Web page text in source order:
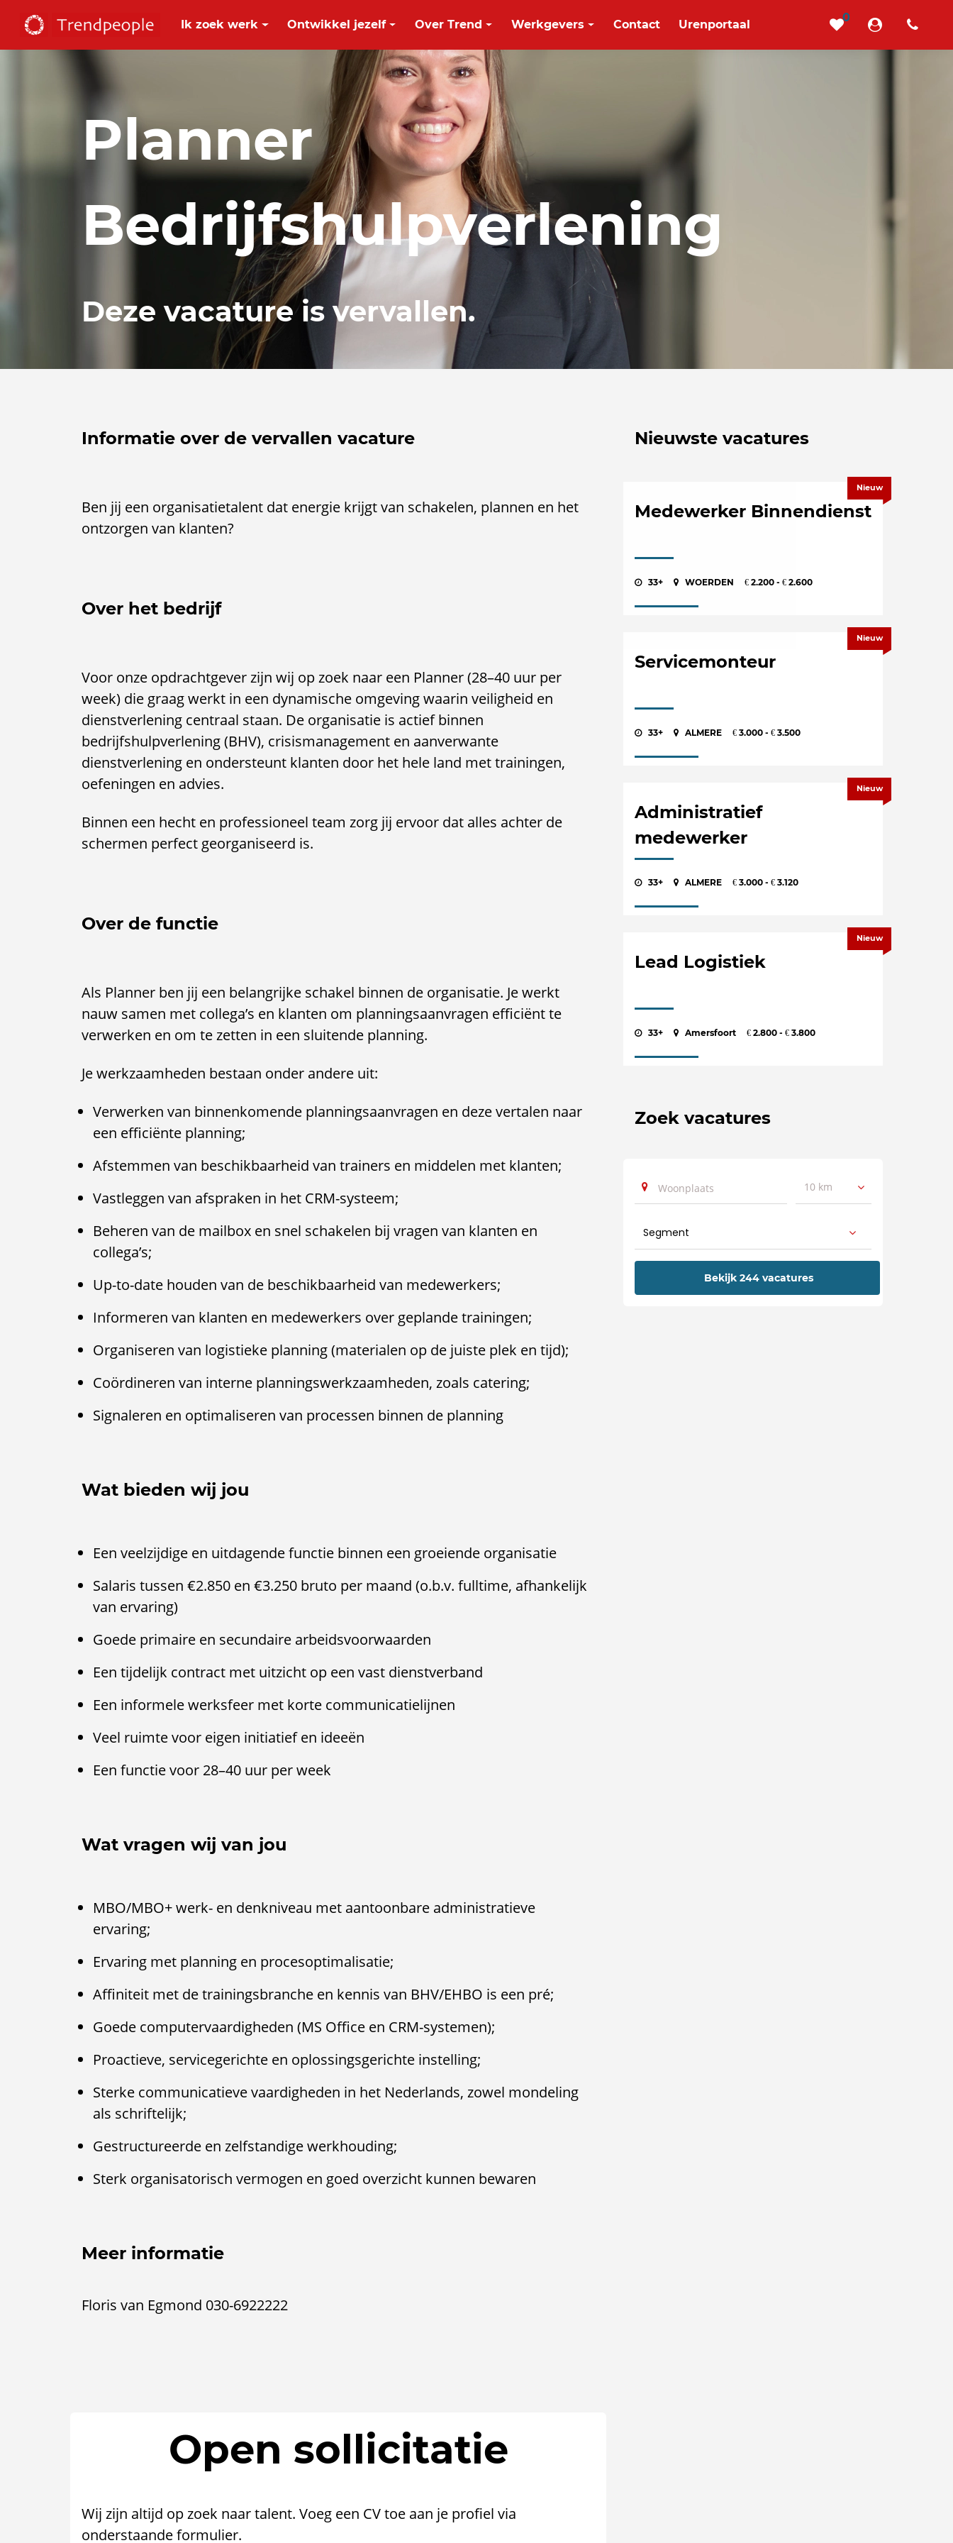
Ik zoek werk Ontwikkel jezelf Over Trend Werkgevers Contact Urenportaal
0
Planner
Bedrijfshulpverlening
Deze vacature is vervallen.
Informatie over de vervallen vacature
Ben jij een organisatietalent dat energie krijgt van schakelen, plannen en het
ontzorgen van klanten?
Over het bedrijf
Voor onze opdrachtgever zijn wij op zoek naar een Planner (28–40 uur per
week) die graag werkt in een dynamische omgeving waarin veiligheid en
dienstverlening centraal staan. De organisatie is actief binnen
bedrijfshulpverlening (BHV), crisismanagement en aanverwante
dienstverlening en ondersteunt klanten door het hele land met trainingen,
oefeningen en advies.
Binnen een hecht en professioneel team zorg jij ervoor dat alles achter de
schermen perfect georganiseerd is.
Over de functie
Als Planner ben jij een belangrijke schakel binnen de organisatie. Je werkt
nauw samen met collega’s en klanten om planningsaanvragen efficiënt te
verwerken en om te zetten in een sluitende planning.
Je werkzaamheden bestaan onder andere uit:
Verwerken van binnenkomende planningsaanvragen en deze vertalen naar
een efficiënte planning;
Afstemmen van beschikbaarheid van trainers en middelen met klanten;
Vastleggen van afspraken in het CRM-systeem;
Beheren van de mailbox en snel schakelen bij vragen van klanten en
collega’s;
Up-to-date houden van de beschikbaarheid van medewerkers;
Informeren van klanten en medewerkers over geplande trainingen;
Organiseren van logistieke planning (materialen op de juiste plek en tijd);
Coördineren van interne planningswerkzaamheden, zoals catering;
Signaleren en optimaliseren van processen binnen de planning
Wat bieden wij jou
Een veelzijdige en uitdagende functie binnen een groeiende organisatie
Salaris tussen €2.850 en €3.250 bruto per maand (o.b.v. fulltime, afhankelijk
van ervaring)
Goede primaire en secundaire arbeidsvoorwaarden
Een tijdelijk contract met uitzicht op een vast dienstverband
Een informele werksfeer met korte communicatielijnen
Veel ruimte voor eigen initiatief en ideeën
Een functie voor 28–40 uur per week
Wat vragen wij van jou
MBO/MBO+ werk- en denkniveau met aantoonbare administratieve
ervaring;
Ervaring met planning en procesoptimalisatie;
Affiniteit met de trainingsbranche en kennis van BHV/EHBO is een pré;
Goede computervaardigheden (MS Office en CRM-systemen);
Proactieve, servicegerichte en oplossingsgerichte instelling;
Sterke communicatieve vaardigheden in het Nederlands, zowel mondeling
als schriftelijk;
Gestructureerde en zelfstandige werkhouding;
Sterk organisatorisch vermogen en goed overzicht kunnen bewaren
Meer informatie
Floris van Egmond 030-6922222
Open sollicitatie
Wij zijn altijd op zoek naar talent. Voeg een CV toe aan je profiel via
onderstaande formulier.
Nieuwste vacatures
Medewerker Binnendienst
33+ WOERDEN € 2.200 - € 2.600
Nieuw
Servicemonteur
33+ ALMERE € 3.000 - € 3.500
Nieuw
Administratief
medewerker
33+ ALMERE € 3.000 - € 3.120
Nieuw
Lead Logistiek
33+ Amersfoort € 2.800 - € 3.800
Nieuw
Zoek vacatures
10 km
Bekijk 244 vacatures